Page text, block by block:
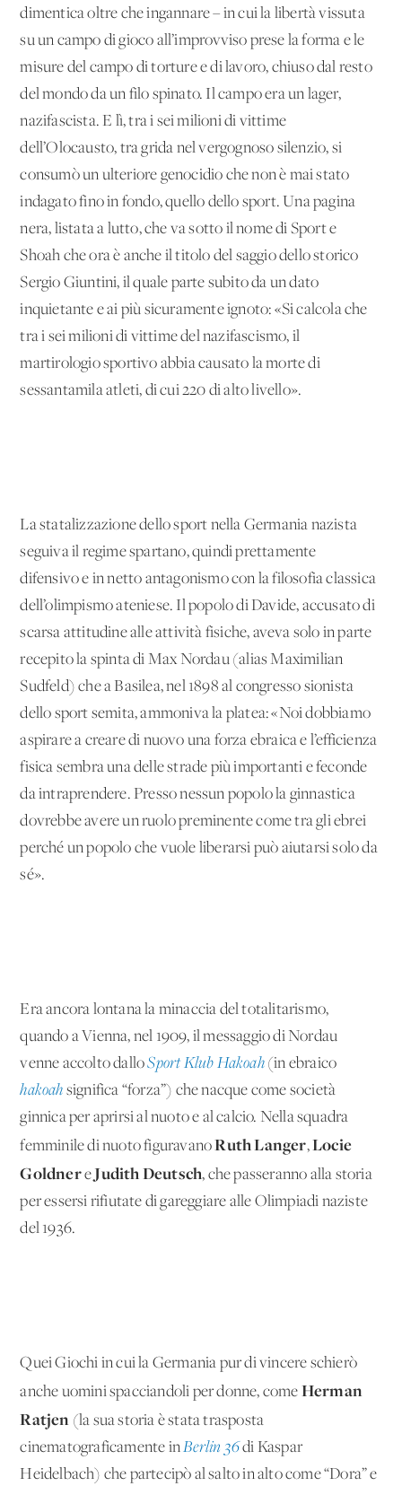
dimentica oltre che ingannare – in cui la libertà vissuta
su un campo di gioco all’improvviso prese la forma e le
misure del campo di torture e di lavoro, chiuso dal resto
del mondo da un filo spinato. Il campo era un lager,
nazifascista. E lì, tra i sei milioni di vittime
dell’Olocausto, tra grida nel vergognoso silenzio, si
consumò un ulteriore genocidio che non è mai stato
indagato fino in fondo, quello dello sport. Una pagina
nera, listata a lutto, che va sotto il nome di Sport e
Shoah che ora è anche il titolo del saggio dello storico
Sergio Giuntini, il quale parte subito da un dato
inquietante e ai più sicuramente ignoto: «Si calcola che
tra i sei milioni di vittime del nazifascismo, il
martirologio sportivo abbia causato la morte di
sessantamila atleti, di cui 220 di alto livello».
La statalizzazione dello sport nella Germania nazista
seguiva il regime spartano, quindi prettamente
difensivo e in netto antagonismo con la filosofia classica
dell’olimpismo ateniese. Il popolo di Davide, accusato di
scarsa attitudine alle attività fisiche, aveva solo in parte
recepito la spinta di Max Nordau (alias Maximilian
Sudfeld) che a Basilea, nel 1898 al congresso sionista
dello sport semita, ammoniva la platea: «Noi dobbiamo
aspirare a creare di nuovo una forza ebraica e l’efficienza
fisica sembra una delle strade più importanti e feconde
da intraprendere. Presso nessun popolo la ginnastica
dovrebbe avere un ruolo preminente come tra gli ebrei
perché un popolo che vuole liberarsi può aiutarsi solo da
sé».
Era ancora lontana la minaccia del totalitarismo,
quando a Vienna, nel 1909, il messaggio di Nordau
venne accolto dalloSport Klub Hakoah(in ebraico
hakoah significa “forza”) che nacque come società
ginnica per aprirsi al nuoto e al calcio. Nella squadra
femminile di nuoto figuravanoRuth Langer,Locie
Goldnere Judith Deutsch, che passeranno alla storia
per essersi rifiutate di gareggiare alle Olimpiadi naziste
del 1936.
Quei Giochi in cui la Germania pur di vincere schierò
anche uomini spacciandoli per donne, come Herman
Ratjen (la sua storia è stata trasposta
cinematograficamente inBerlin 36di Kaspar
Heidelbach) che partecipò al salto in alto come “Dora” e